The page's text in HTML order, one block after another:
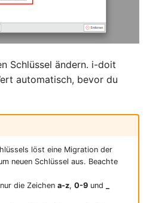
Schlüssel ändern. i-doit
automatisch, bevor du
löst eine Migration der
neuen Schlüssel aus. Beachte
die Zeichen a-z, 0-9und